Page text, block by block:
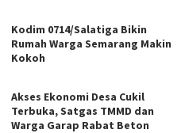
Kodim 0714/Salatiga Bikin
Rumah Warga Semarang Makin
Kokoh
Akses Ekonomi Desa Cukil
Terbuka, Satgas TMMD dan
Warga Garap Rabat Beton